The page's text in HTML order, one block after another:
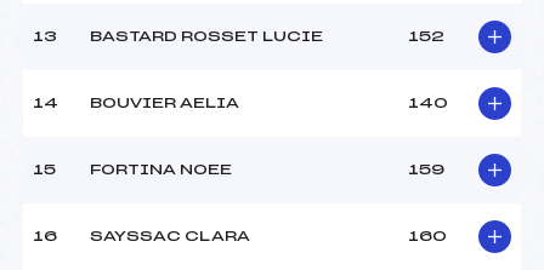
13 BASTARD ROSSET LUCIE 152
14 BOUVIER AELIA 140
15 FORTINA NOEE 159
16 SAYSSAC CLARA 160